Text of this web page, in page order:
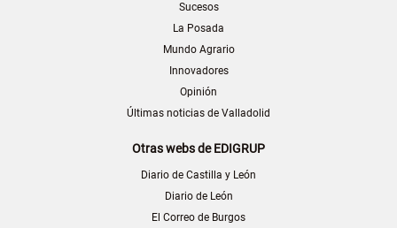
Sucesos
La Posada
Mundo Agrario
Innovadores
Opinión
Últimas noticias de Valladolid
Otras webs de EDIGRUP
Diario de Castilla y León
Diario de León
El Correo de Burgos